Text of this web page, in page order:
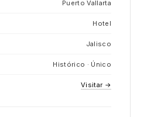
Puerto Vallarta
Hotel
Jalisco
Histórico · Único
Visitar →